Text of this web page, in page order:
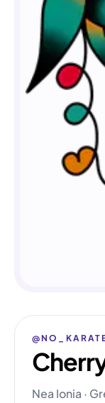
Nea Ionia ·